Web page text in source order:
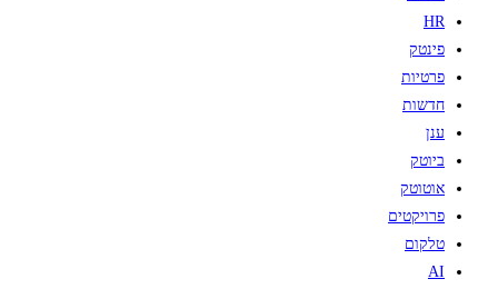
HR
פינטק
פרטיות
חדשות
ענן
ביוטק
אוטוטק
פרויקטים
טלקום
AI